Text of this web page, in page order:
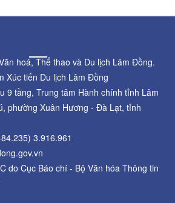
hoá, Thể thao và Du lịch Lâm Đồng.
Xúc tiến Du lịch Lâm Đồng
9 tầng, Trung tâm Hành chính tỉnh Lâm
phường Xuân Hương - Đà Lạt, tỉnh
3.916.961
do Cục Báo chí - Bộ Văn hóa Thông tin